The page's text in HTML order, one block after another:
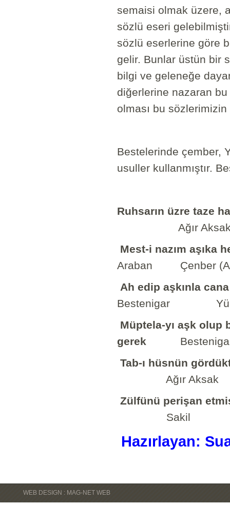
semaisi olmak üzere,
sözlü eseri
sözlü eserlerine göre
gelir. Bunlar üstün bir
bilgi ve geleneğe
diğerlerine nazaran
olması bu
Bestelerinde çember,
usuller kullanmıştır.
Ruhsarın üzre
Ağır Aksak
Mest-i nazım aşıka
Araban Çenber
Ah edip aşkınla
Bestenigar
Müptela-yı aşk olup
gerek
Tab-ı hüsnün
Ağır Aksak
Zülfünü perişan
Sakil
Hazırlayan:
WEB DESIGN : MAG-NET WEB